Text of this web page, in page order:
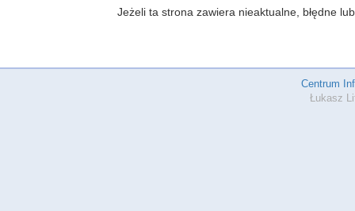
Jeżeli ta strona zawiera nieaktualne, błędne
Centrum
Łukasz